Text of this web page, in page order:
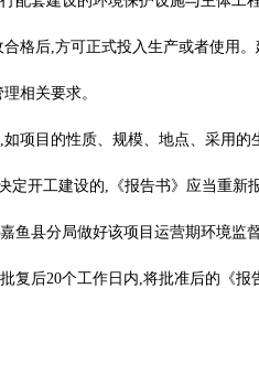
格后,方可正式投入生产或者使用
相关要求。
项目的性质、规模、地点、采用
定开工建设的,《报告书》应当重新报
鱼县分局做好该项目运营期环境监
复后20个工作日内,将批准后的《